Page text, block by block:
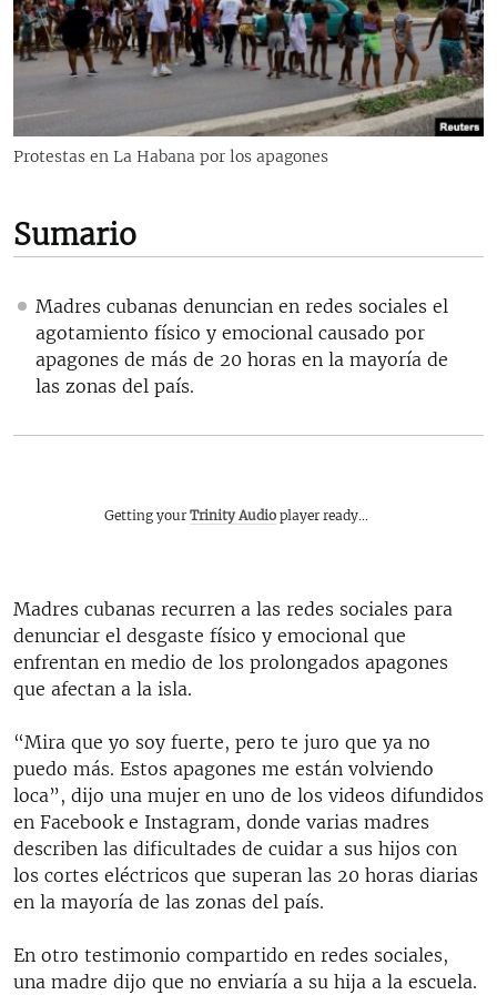
RADIO MARTÍ
ESPECIALES
ESPECIALES
LA REALIDAD DE LA VIVIENDA EN CUBA
KENTU-CUBANO
LOS SANTOS DE HIALEAH
DESINFORMACIÓN RUSA EN AMÉRICA LATINA
LA INVASIÓN DE RUSIA A UCRANIA
MULTIMEDIA
EDITORIALES
Protestas en La Habana por los apagones
Sumario
Madres cubanas denuncian en redes sociales el
agotamiento físico y emocional causado por
apagones de más de 20 horas en la mayoría de
las zonas del país.
Getting yourTrinity Audio player ready...
Madres cubanas recurren a las redes sociales para
denunciar el desgaste físico y emocional que
enfrentan en medio de los prolongados apagones
que afectan a la isla.
“Mira que yo soy fuerte, pero te juro que ya no
puedo más. Estos apagones me están volviendo
loca”, dijo una mujer en uno de los videos difundidos
en Facebook e Instagram, donde varias madres
describen las dificultades de cuidar a sus hijos con
los cortes eléctricos que superan las 20 horas diarias
en la mayoría de las zonas del país.
En otro testimonio compartido en redes sociales,
una madre dijo que no enviaría a su hija a la escuela.